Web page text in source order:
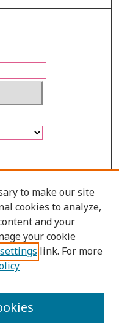
to make our site
cookies to analyze,
and your
your cookie
link. For more